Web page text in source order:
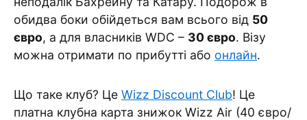
обидва боки обійдеться вам всього від 50
євро, а для власників WDC – 30 євро. Візу
можна отримати по прибутті або онлайн.
Що таке клуб? Це Wizz Discount Club! Це
платна клубна карта знижок Wizz Air (40 євро/